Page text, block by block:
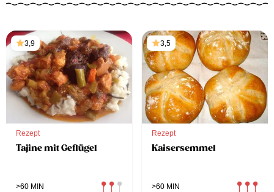
3,9
Rezept
Tajine mit Geflügel
>60 MIN
3,5
Rezept
Kaisersemmel
>60 MIN